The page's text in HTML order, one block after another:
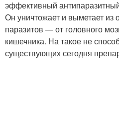
эффективный
Он уничтожает и выметает из
паразитов — от головного
кишечника. На такое не
существующих сегодня